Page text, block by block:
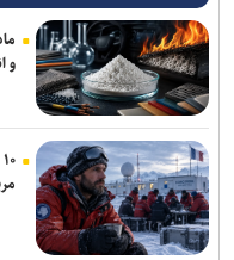
امیر الهامی: خبرنگاران در
لبنان: رژیم صهیونیستی باید
شهید نصیرزاده؛ فرمانده‌ای که
مجاهدت اصحاب رسانه
و